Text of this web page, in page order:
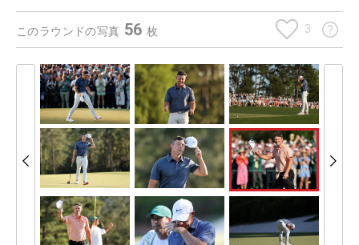
このラウンドの写真 56枚 3